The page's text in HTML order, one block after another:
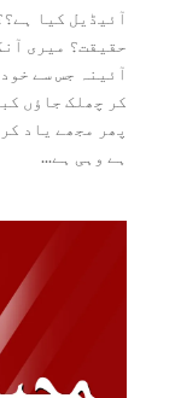
آئیڈیل کیا
حقیقت؟ میری
آئینہ جس سے
کر چھلک جاؤں
پھر مجھے یاد
ہے وہی ہے...